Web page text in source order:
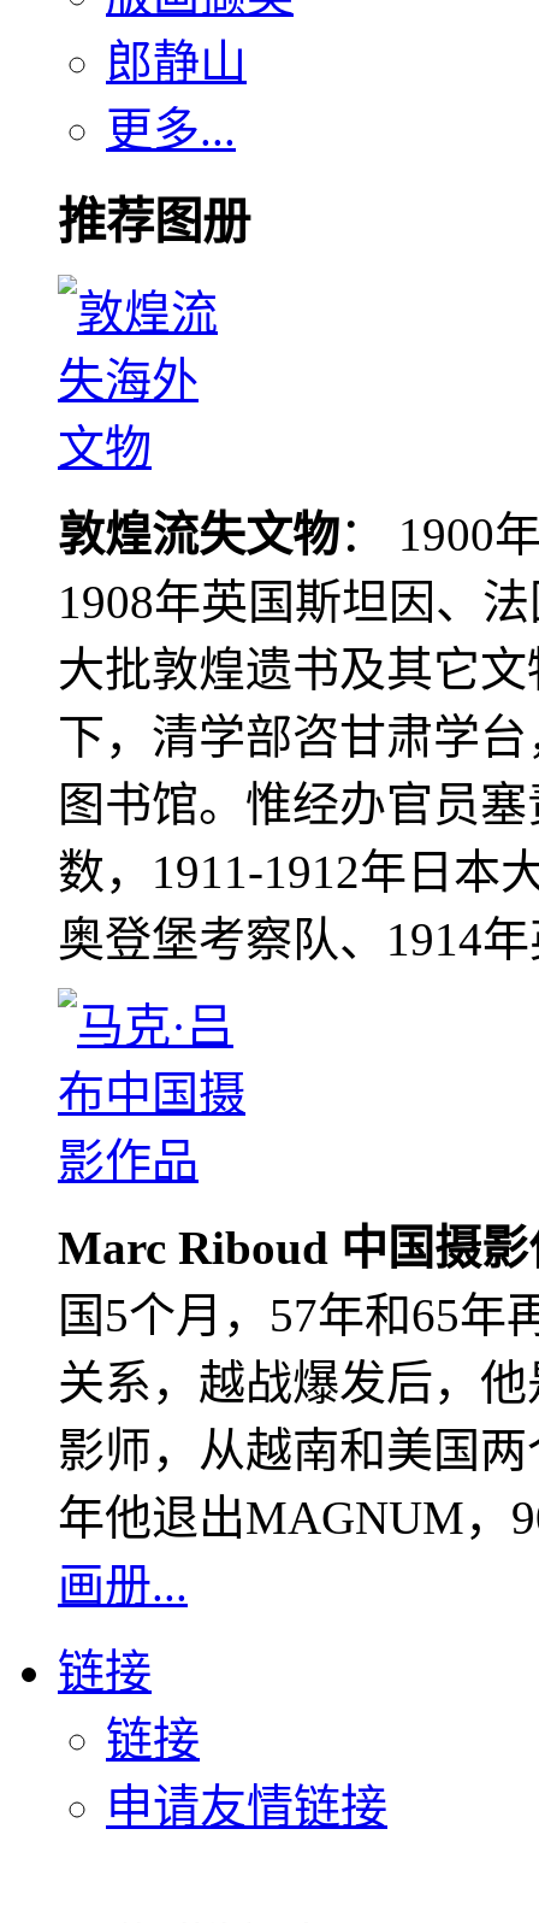
郎静山
更多...
推荐图册
敦煌流失文物： 1900
1908年英国斯坦因、
大批敦煌遗书及其它
下，清学部咨甘肃学
图书馆。惟经办官员
数，1911-1912年日本
奥登堡考察队、1914
Marc Riboud 中国摄
国5个月，57年和65年
关系，越战爆发后，
影师，从越南和美国
年他退出MAGNUM，
画册...
链接
链接
申请友情链接